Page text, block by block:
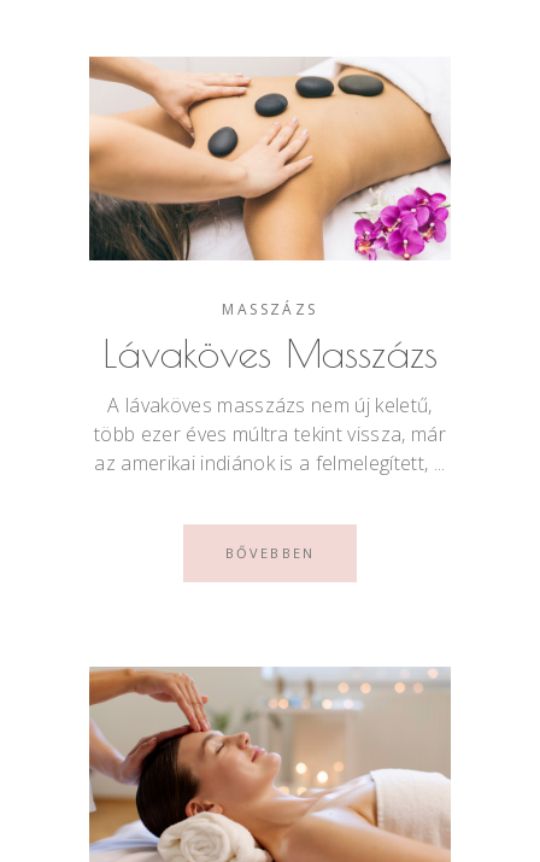
MASSZÁZS
Lávaköves Masszázs
A lávaköves masszázs nem új keletű,
több ezer éves múltra tekint vissza, már
az amerikai indiánok is a felmelegített,
BŐVEBBEN